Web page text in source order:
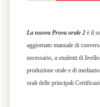
La nuova Prova orale 2è il
aggiornato manuale di
necessario, a studenti di
produzione orale e di
orali delle principali